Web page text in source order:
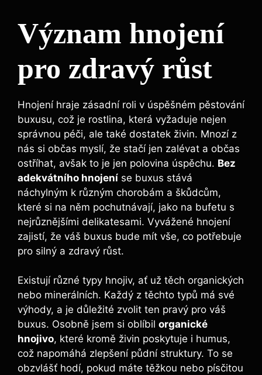
Význam ‍hnojení
pro zdravý růst
Hnojení⁣ hraje zásadní roli v‍ úspěšném pěstování
buxusu, což​ je rostlina, která ⁢vyžaduje nejen
správnou ‌péči, ale ⁤také dostatek živin.‍ Mnozí z
nás si občas myslí, že stačí ⁣jen zalévat a⁤ občas
ostříhat, avšak‍ to je jen‌ polovina ‌úspěchu. Bez
adekvátního hnojení se buxus stává
náchylným k ⁣různým chorobám a škůdcům,
které si ⁢na ​něm ⁤pochutnávají,​ jako ⁤na bufetu s
nejrůznějšími delikatesami. Vyvážené hnojení
zajistí, že váš buxus bude mít vše, co potřebuje‌
pro‍ silný a​ zdravý růst.
Existují různé typy hnojiv, ať už těch organických
nebo minerálních. Každý z těchto typů má své‌
výhody, a je důležité zvolit ten pravý pro váš​
buxus. Osobně jsem‍ si‍ oblíbil organické
hnojivo, které kromě živin poskytuje i humus,
což napomáhá zlepšení půdní struktury. To se
obzvlášť hodí, ​pokud máte těžkou nebo písčitou